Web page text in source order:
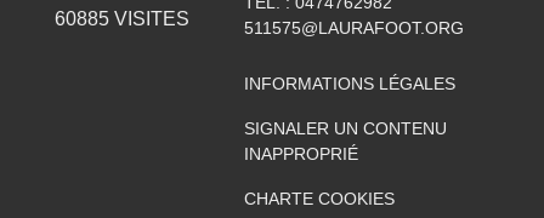
60885VISITES
511575@LAURAFOOT.ORG
INFORMATIONS LÉGALES
SIGNALER UN CONTENU
INAPPROPRIÉ
CHARTE COOKIES